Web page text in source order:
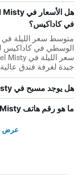
في كاداكيس؟
جيدة لغرفة فندق
هل يوجد مسبح في Hotel Misty؟
ما هو رقم هاتف Hotel Misty؟
عرض